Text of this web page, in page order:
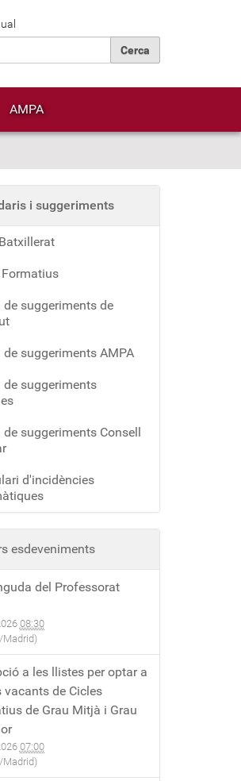
AMPA
i suggeriments
de suggeriments de
de suggeriments AMPA
de suggeriments
de suggeriments Consell
d'incidències
esdeveniments
del Professorat
08:30
Madrid)
a les llistes per optar a
vacants de Cicles
de Grau Mitjà i Grau
07:00
Madrid)